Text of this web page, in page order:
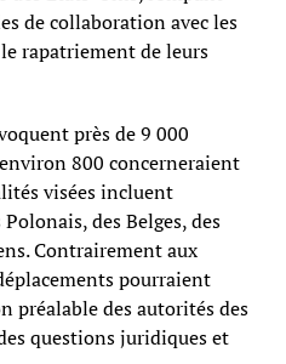
de collaboration avec les
rapatriement de leurs
près de 9 000
800 concerneraient
visées incluent
des Belges, des
Contrairement aux
pourraient
préalable des autorités des
questions juridiques et